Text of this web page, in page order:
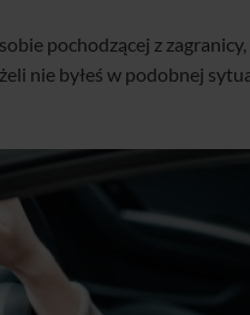
pochodzącej z
nie byłeś w podobnej